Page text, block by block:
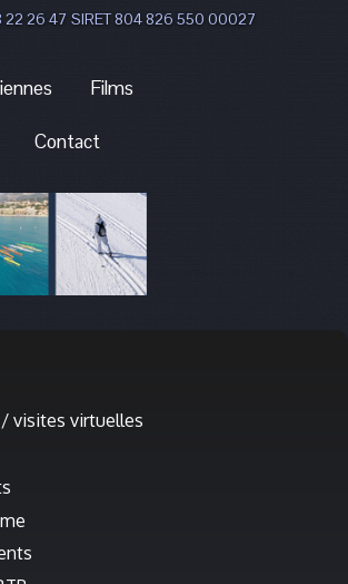
22 26 47 SIRET 804 826 550 00027
Films
Contact
visites virtuelles